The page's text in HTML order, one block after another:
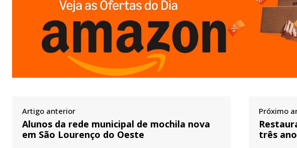
Artigo anterior
Alunos da rede municipal de mochila nova
em São Lourenço do Oeste
Próximo
três